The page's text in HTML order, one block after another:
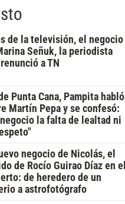
de la televisión, el negocio
Señuk, la periodista
a TN
Punta Cana, Pampita habló
Martín Pepa y se confesó:
la falta de lealtad ni
negocio de Nicolás, el
de Rocío Guirao Díaz en el
de heredero de un
a astrofotógrafo